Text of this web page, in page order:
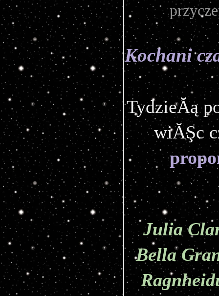
Kochani
TydzieĂą
wiĂŞc
Julia
Bella